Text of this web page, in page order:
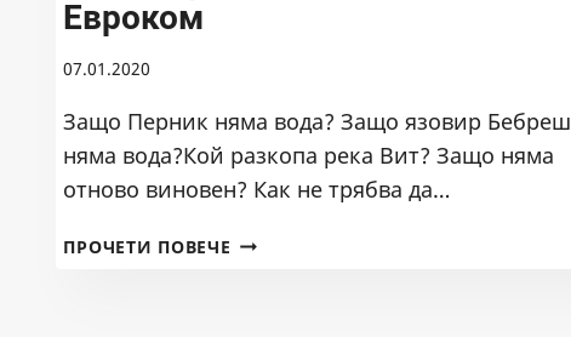
Евроком
07.01.2020
Защо Перник няма вода? Защо язовир Бебреш
няма вода?Кой разкопа река Вит? Защо няма
отново виновен? Как не трябва да…
ПРОЧЕТИ ПОВЕЧЕ ИНЖЕНЕР